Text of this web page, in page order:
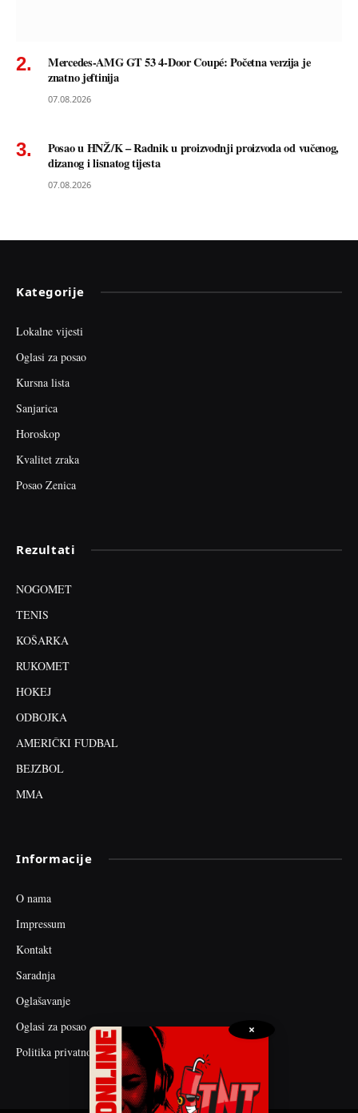
Mercedes-AMG GT 53 4-Door Coupé: Početna verzija je
znatno jeftinija
07.08.2026
Posao u HNŽ/K – Radnik u proizvodnji proizvoda od vučenog,
dizanog i lisnatog tijesta
07.08.2026
Kategorije
Lokalne vijesti
Oglasi za posao
Kursna lista
Sanjarica
Horoskop
Kvalitet zraka
Posao Zenica
Rezultati
NOGOMET
TENIS
KOŠARKA
RUKOMET
HOKEJ
ODBOJKA
AMERIČKI FUDBAL
BEJZBOL
MMA
Informacije
O nama
Impressum
Kontakt
Saradnja
Oglašavanje
Oglasi za posao
Politika privatnosti
×